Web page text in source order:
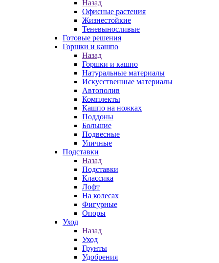
Назад
Офисные растения
Жизнестойкие
Теневыносливые
Готовые решения
Горшки и кашпо
Назад
Горшки и кашпо
Натуральные материалы
Искусственные материалы
Автополив
Комплекты
Кашпо на ножках
Поддоны
Большие
Подвесные
Уличные
Подставки
Назад
Подставки
Классика
Лофт
На колесах
Фигурные
Опоры
Уход
Назад
Уход
Грунты
Удобрения